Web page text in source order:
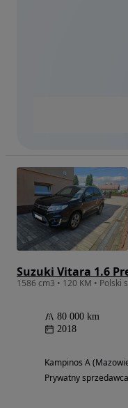
Suzuki Vitara 1.6
1586 cm3 • 120 KM • Polski
80 000 km
2018
Kampinos A
Prywatny